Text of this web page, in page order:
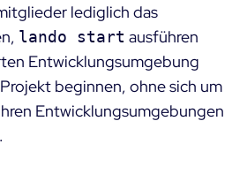
lediglich das
lando start ausführen
Entwicklungsumgebung
beginnen, ohne sich um
Entwicklungsumgebungen